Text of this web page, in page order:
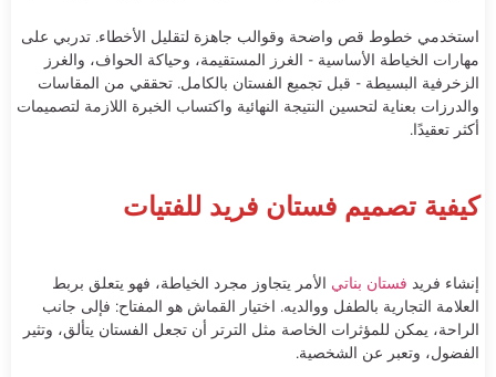
استخدمي خطوط قص واضحة وقوالب جاهزة لتقليل الأخطاء. تدربي على
مهارات الخياطة الأساسية - الغرز المستقيمة، وحياكة الحواف، والغرز
الزخرفية البسيطة - قبل تجميع الفستان بالكامل. تحققي من المقاسات
والدرزات بعناية لتحسين النتيجة النهائية واكتساب الخبرة اللازمة لتصميمات
أكثر تعقيدًا.
كيفية تصميم فستان فريد للفتيات
إنشاء فريد فستان بناتي الأمر يتجاوز مجرد الخياطة، فهو يتعلق بربط
العلامة التجارية بالطفل ووالديه. اختيار القماش هو المفتاح: فإلى جانب
الراحة، يمكن للمؤثرات الخاصة مثل الترتر أن تجعل الفستان يتألق، وتثير
الفضول، وتعبر عن الشخصية.